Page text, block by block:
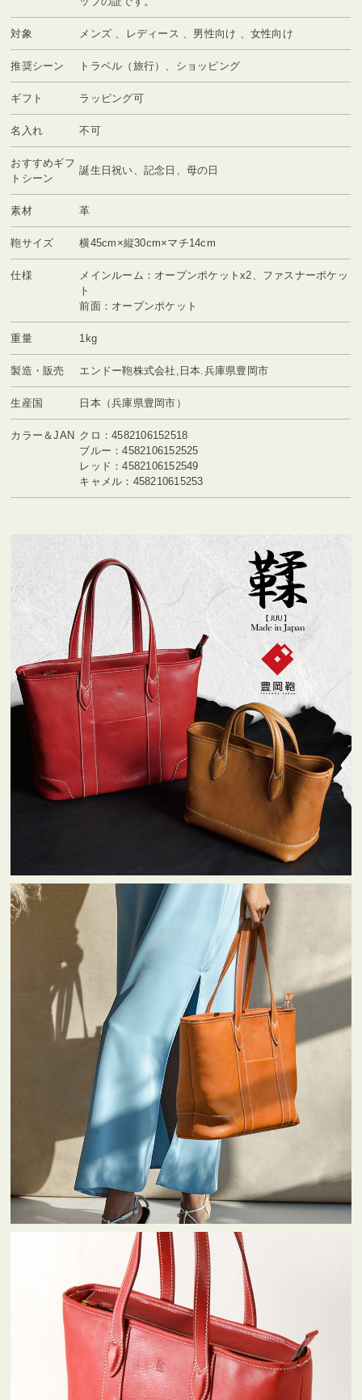
対象 メンズ 、レディース 、男性向け 、女性向け
推奨シーン トラベル（旅行）、ショッピング
ギフト ラッピング可
名入れ 不可
おすすめギフ
トシーン
誕生日祝い、記念日、母の日
素材 革
鞄サイズ 横45cm×縦30cm×マチ14cm
仕様
メインルーム：オープンポケットx2、ファスナーポケッ
ト
前面：オープンポケット
重量 1kg
製造・販売 エンドー鞄株式会社,日本.兵庫県豊岡市
生産国 日本（兵庫県豊岡市）
カラー＆JAN クロ：4582106152518
ブルー：4582106152525
レッド：4582106152549
キャメル：458210615253